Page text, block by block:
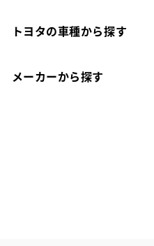
トヨタの車種から探す
メーカーから探す